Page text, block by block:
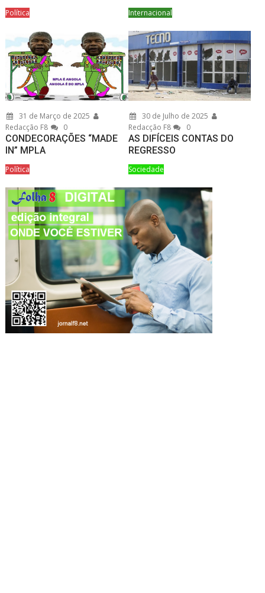
Política Internacional
31 de Março de 2025
Redacção F8
0
CONDECORAÇÕES “MADE
IN” MPLA
Política
30 de Julho de 2025
Redacção F8
0
AS DIFÍCEIS CONTAS DO
REGRESSO
Sociedade